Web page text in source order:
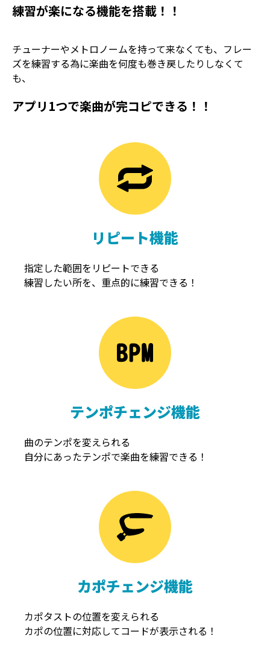
練習が楽になる機能を搭載！！
チューナーやメトロノームを持って来なくても、フレー
ズを練習する為に楽曲を何度も巻き戻したりしなくて
も、
アプリ1つで楽曲が完コピできる！！
リピート機能
指定した範囲をリピートできる
練習したい所を、重点的に練習できる！
テンポチェンジ機能
曲のテンポを変えられる
自分にあったテンポで楽曲を練習できる！
カポチェンジ機能
カポタストの位置を変えられる
カポの位置に対応してコードが表示される！